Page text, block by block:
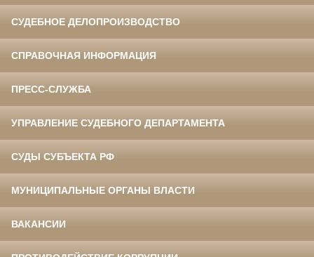
СУДЕБНОЕ ДЕЛОПРОИЗВОДСТВО
СПРАВОЧНАЯ ИНФОРМАЦИЯ
ПРЕСС-СЛУЖБА
УПРАВЛЕНИЕ СУДЕБНОГО ДЕПАРТАМЕНТА
СУДЫ СУБЪЕКТА РФ
МУНИЦИПАЛЬНЫЕ ОРГАНЫ ВЛАСТИ
ВАКАНСИИ